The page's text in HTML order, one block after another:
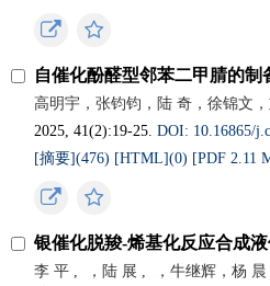
自催化酚醛型邻苯二甲腈的制
高明宇，张钧钧，陆 奇，徐锦文
2025, 41(2):19-25.DOI: 10.16865/
[摘要](476) [HTML](0) [PDF 2.11
银催化脱羧-烯基化反应合成
李 平 , ，陆 展 , ，牛继辉，杨 晨